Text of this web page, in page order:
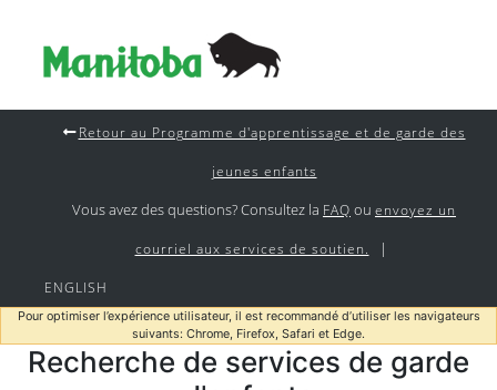
Retour au Programme d'apprentissage et de garde des
jeunes enfants
Vous avez des questions? Consultez la FAQ ou envoyez un
courriel aux services de soutien. |
ENGLISH
Pour optimiser l’expérience utilisateur, il est recommandé d’utiliser les navigateurs
suivants: Chrome, Firefox, Safari et Edge.
Recherche de services de garde